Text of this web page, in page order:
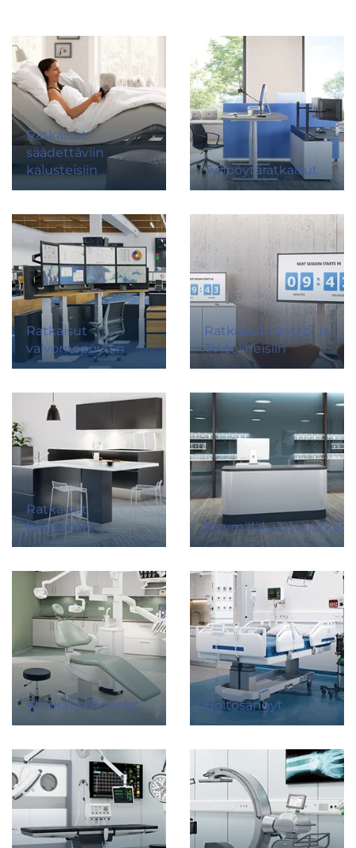
Ratkaisut
säädettäviin
kalusteisiin
Työpöytäratkaisut
Ratkaisut
valvomopöytiin
Ratkaisut näyttö- ja
TV-telineisiin
Ratkaisut
keittiöihin
Klinikat ja hoitolat Hoitosängyt